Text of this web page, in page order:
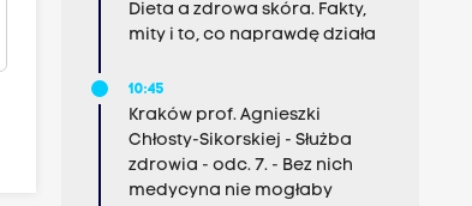
Dieta a zdrowa skóra. Fakty,
mity i to, co naprawdę działa
10:45
Kraków prof. Agnieszki
Chłosty-Sikorskiej - Służba
zdrowia - odc. 7. - Bez nich
medycyna nie mogłaby